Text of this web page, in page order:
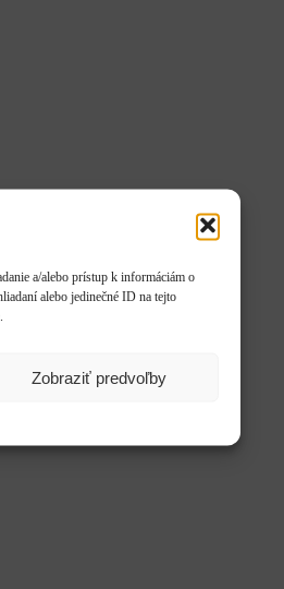
a/alebo prístup k informáciám o
alebo jedinečné ID na tejto
Zobraziť predvoľby